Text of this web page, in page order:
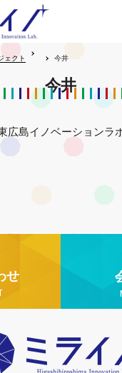
ェクト 今井
今井
広島イノベーション
せ